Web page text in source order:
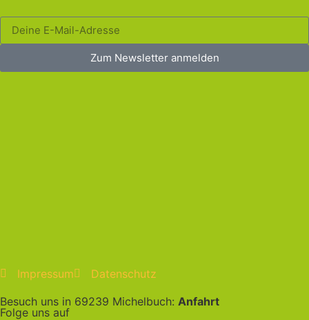
Zum Newsletter anmelden
Folge uns auf
Impressum
Datenschutz
Besuch uns in 69239 Michelbuch: Anfahrt